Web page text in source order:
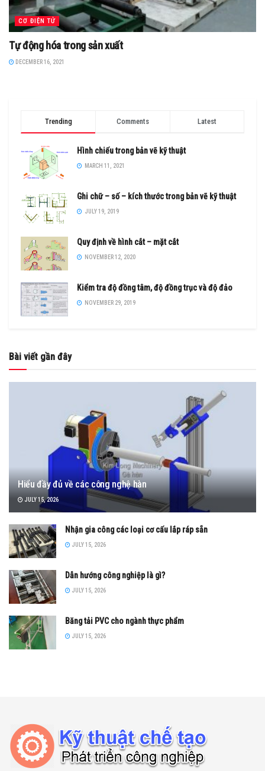
CƠ ĐIỆN TỬ
Tự động hóa trong sản xuất
DECEMBER 16, 2021
Trending Comments Latest
Hình chiếu trong bản vẽ kỹ thuật
MARCH 11, 2021
Ghi chữ – số – kích thước trong bản vẽ kỹ thuật
JULY 19, 2019
Quy định về hình cắt – mặt cắt
NOVEMBER 12, 2020
Kiểm tra độ đồng tâm, độ đồng trục và độ đảo
NOVEMBER 29, 2019
Bài viết gần đây
Hiểu đầy đủ về các công nghệ hàn
JULY 15, 2026
Nhận gia công các loại cơ cấu lắp ráp sẵn
JULY 15, 2026
Dẫn hướng công nghiệp là gì?
JULY 15, 2026
Băng tải PVC cho ngành thực phẩm
JULY 15, 2026